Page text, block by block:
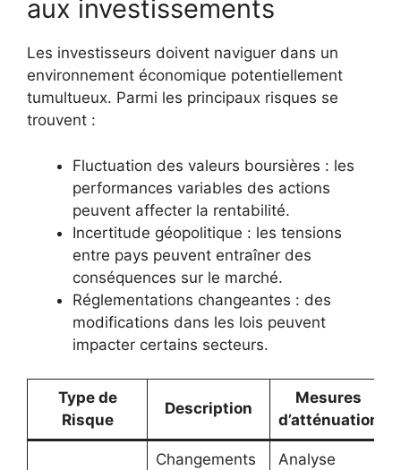
aux investissements
Les investisseurs doivent naviguer dans un
environnement économique potentiellement
tumultueux. Parmi les principaux risques se
trouvent :
Fluctuation des valeurs boursières : les
performances variables des actions
peuvent affecter la rentabilité.
Incertitude géopolitique : les tensions
entre pays peuvent entraîner des
conséquences sur le marché.
Réglementations changeantes : des
modifications dans les lois peuvent
impacter certains secteurs.
Type de
Risque
Description
Mesures
d’atténuation
Changements
Analyse